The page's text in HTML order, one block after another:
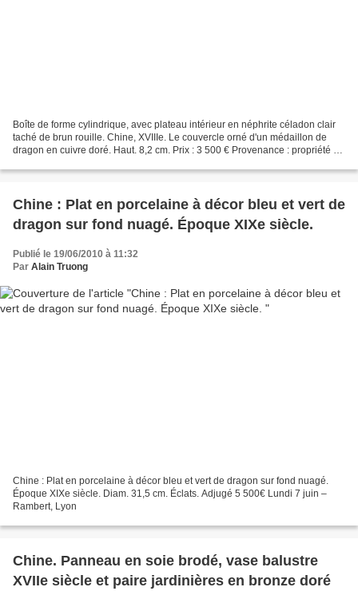
Boîte de forme cylindrique, avec plateau intérieur en néphrite céladon clair
taché de brun rouille. Chine, XVIIIe. Le couvercle orné d'un médaillon de
dragon en cuivre doré. Haut. 8,2 cm. Prix : 3 500 € Provenance : propriété de
Chine : Plat en porcelaine à décor bleu et vert de
dragon sur fond nuagé. Époque XIXe siècle.
Publié le 19/06/2010 à 11:32
Par Alain Truong
Chine : Plat en porcelaine à décor bleu et vert de dragon sur fond nuagé.
Époque XIXe siècle. Diam. 31,5 cm. Éclats. Adjugé 5 500€ Lundi 7 juin –
Rambert, Lyon
Chine. Panneau en soie brodé, vase balustre
XVIIe siècle et paire jardinières en bronze doré